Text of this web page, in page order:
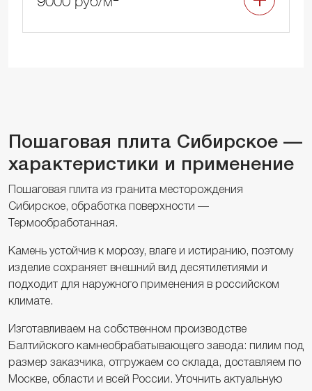
Пошаговая плита Сибирское —
характеристики и применение
Пошаговая плита из гранита месторождения
Сибирское, обработка поверхности —
Термообработанная.
Камень устойчив к морозу, влаге и истиранию, поэтому
изделие сохраняет внешний вид десятилетиями и
подходит для наружного применения в российском
климате.
Изготавливаем на собственном производстве
Балтийского камнеобрабатывающего завода: пилим под
размер заказчика, отгружаем со склада, доставляем по
Москве, области и всей России. Уточнить актуальную